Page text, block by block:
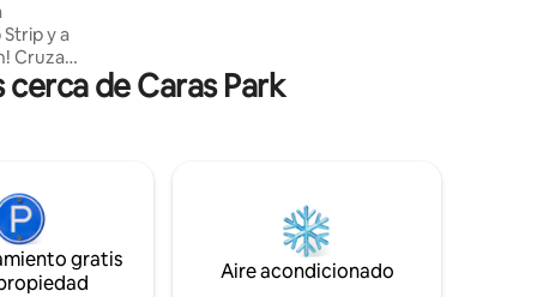
y a
los
una
para
en el
electrodomésticos de acero inoxidable.
de Caras Park
gratis
Aire acondicionado